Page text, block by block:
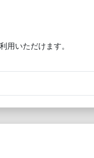
用いただけます。